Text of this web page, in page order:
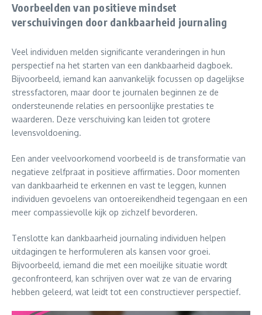
Voorbeelden van positieve mindset
verschuivingen door dankbaarheid journaling
Veel individuen melden significante veranderingen in hun
perspectief na het starten van een dankbaarheid dagboek.
Bijvoorbeeld, iemand kan aanvankelijk focussen op dagelijkse
stressfactoren, maar door te journalen beginnen ze de
ondersteunende relaties en persoonlijke prestaties te
waarderen. Deze verschuiving kan leiden tot grotere
levensvoldoening.
Een ander veelvoorkomend voorbeeld is de transformatie van
negatieve zelfpraat in positieve affirmaties. Door momenten
van dankbaarheid te erkennen en vast te leggen, kunnen
individuen gevoelens van ontoereikendheid tegengaan en een
meer compassievolle kijk op zichzelf bevorderen.
Tenslotte kan dankbaarheid journaling individuen helpen
uitdagingen te herformuleren als kansen voor groei.
Bijvoorbeeld, iemand die met een moeilijke situatie wordt
geconfronteerd, kan schrijven over wat ze van de ervaring
hebben geleerd, wat leidt tot een constructiever perspectief.